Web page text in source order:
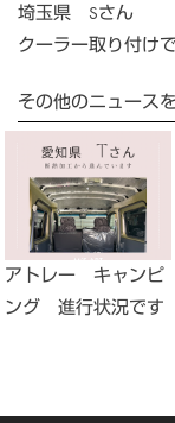
埼玉県 Sさん
クーラー取り付け
その他のニュース
アトレー キャンピ
ング 進行状況です